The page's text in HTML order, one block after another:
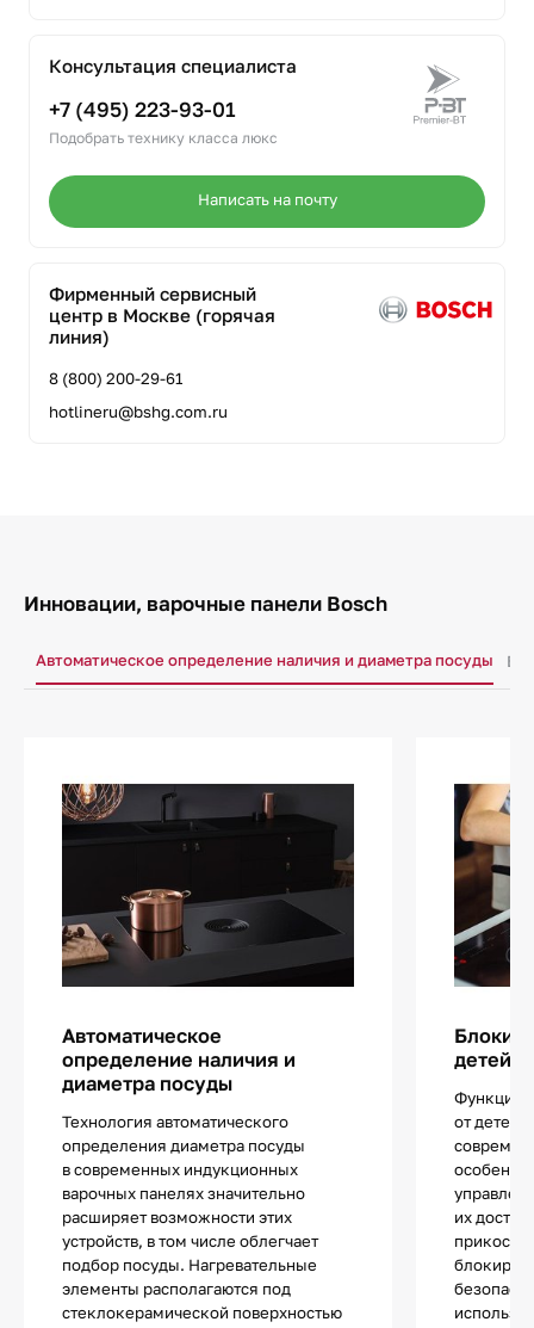
Консультация специалиста
+7 (495) 223-93-01
Подобрать технику класса люкс
Написать на почту
Фирменный сервисный
центр в Москве (горячая
линия)
8 (800) 200-29-61
hotlineru@bshg.com.ru
Инновации, варочные панели Bosch
Автоматическое определение наличия и диаметра посуды
Автоматическое
определение наличия и
диаметра посуды
Технология автоматического
определения диаметра посуды
в современных индукционных
варочных панелях значительно
расширяет возможности этих
устройств, в том числе облегчает
подбор посуды. Нагревательные
элементы располагаются под
стеклокерамической поверхностью
детей
Функцией
от детей
их